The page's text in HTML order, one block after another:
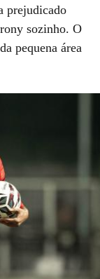
prejudicado
sozinho. O
pequena área